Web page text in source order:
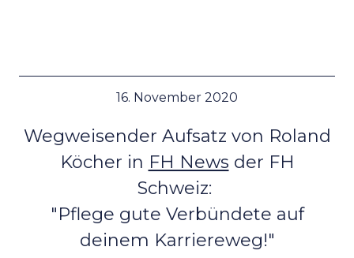
16. November 2020
Wegweisender Aufsatz von Roland
Köcher in FH News der FH
Schweiz:
"Pflege gute Verbündete auf
deinem Karriereweg!"